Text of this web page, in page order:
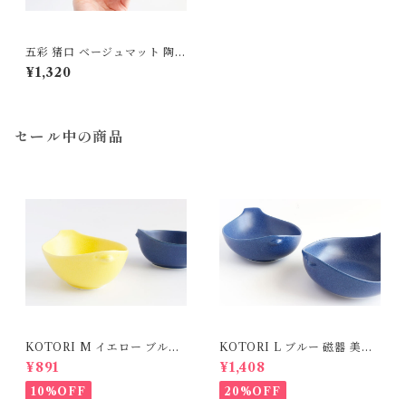
五彩 猪口 ベージュマット 陶器
美濃焼
¥1,320
セール中の商品
KOTORI M イエロー ブルー
磁器 美濃焼
¥891
10%OFF
KOTORI L ブルー 磁器 美濃
焼
¥1,408
20%OFF